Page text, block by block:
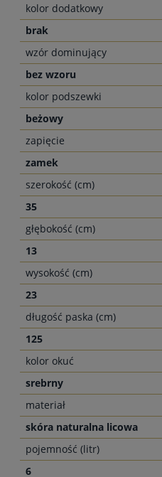
kolor dodatkowy
brak
wzór dominujący
bez wzoru
kolor podszewki
beżowy
zapięcie
zamek
szerokość (cm)
35
głębokość (cm)
13
wysokość (cm)
23
długość paska (cm)
125
kolor okuć
srebrny
materiał
skóra naturalna licowa
pojemność (litr)
6